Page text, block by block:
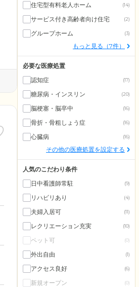
住宅型有料老人ホーム (14)
サービス付き高齢者向け住宅 (2)
グループホーム (3)
もっと見る（7件）
必要な医療処置
認知症
(17)
糖尿病・インスリン (20)
脳梗塞・脳卒中 (16)
骨折・骨粗しょう症 (16)
心臓病 (16)
その他の医療処置を設定する
人気のこだわり条件
日中看護師常駐
(9)
リハビリあり (4)
夫婦入居可 (11)
レクリエーション充実 (10)
ペット可 (0)
外出自由 (1)
アクセス良好 (6)
新規オープン (0)